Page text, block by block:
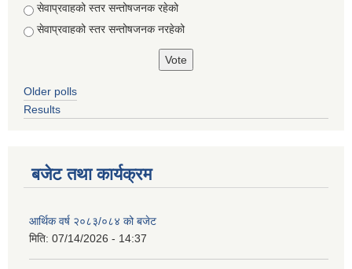
सेवाप्रवाहको स्तर सन्तोषजनक रहेको
सेवाप्रवाहको स्तर सन्तोषजनक नरहेको
Older polls
Results
बजेट तथा कार्यक्रम
आर्थिक वर्ष २०८३/०८४ को बजेट
मिति: 07/14/2026 - 14:37